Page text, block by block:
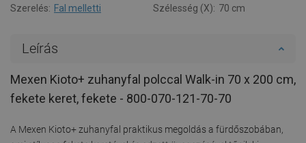
Szerelés: Fal melletti Szélesség (X): 70 cm
Leírás
Mexen Kioto+ zuhanyfal polccal Walk-in 70 x 200 cm,
fekete keret, fekete - 800-070-121-70-70
A Mexen Kioto+ zuhanyfal praktikus megoldás a fürdőszobában,